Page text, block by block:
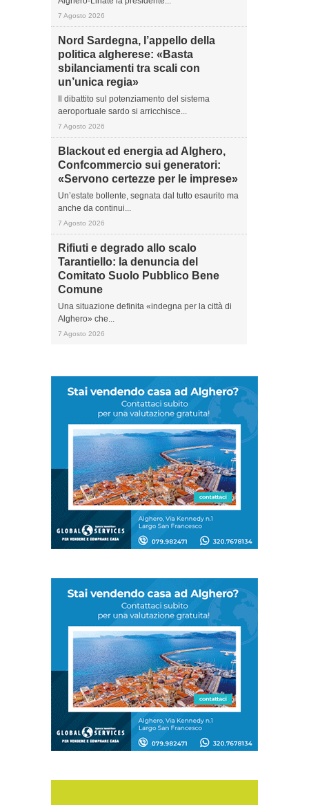
7 Agosto 2026
Nord Sardegna, l’appello della
politica algherese: «Basta
sbilanciamenti tra scali con
un’unica regia»
Il dibattito sul potenziamento del sistema
aeroportuale sardo si arricchisce...
7 Agosto 2026
Blackout ed energia ad Alghero,
Confcommercio sui generatori:
«Servono certezze per le imprese»
Un’estate bollente, segnata dal tutto esaurito ma
anche da continui...
7 Agosto 2026
Rifiuti e degrado allo scalo
Tarantiello: la denuncia del
Comitato Suolo Pubblico Bene
Comune
Una situazione definita «indegna per la città di
Alghero» che...
7 Agosto 2026